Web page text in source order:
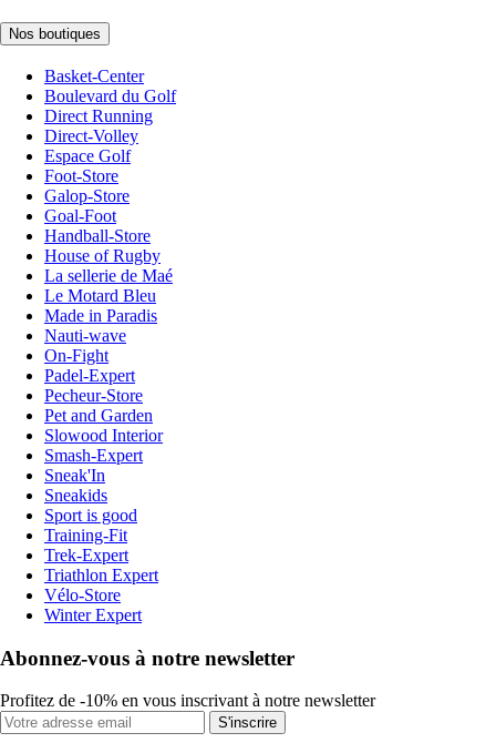
Nos boutiques
Basket-Center
Boulevard du Golf
Direct Running
Direct-Volley
Espace Golf
Foot-Store
Galop-Store
Goal-Foot
Handball-Store
House of Rugby
La sellerie de Maé
Le Motard Bleu
Made in Paradis
Nauti-wave
On-Fight
Padel-Expert
Pecheur-Store
Pet and Garden
Slowood Interior
Smash-Expert
Sneak'In
Sneakids
Sport is good
Training-Fit
Trek-Expert
Triathlon Expert
Vélo-Store
Winter Expert
Abonnez-vous à notre newsletter
Profitez de -10% en vous inscrivant à notre newsletter
S'inscrire